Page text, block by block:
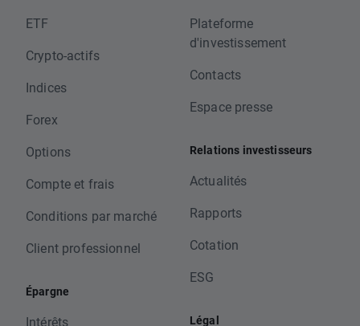
ETF
Crypto-actifs
Indices
Forex
Options
Compte et frais
Conditions par marché
Client professionnel
Épargne
Intérêts
Plateforme
d'investissement
Contacts
Espace presse
Relations investisseurs
Actualités
Rapports
Cotation
ESG
Légal